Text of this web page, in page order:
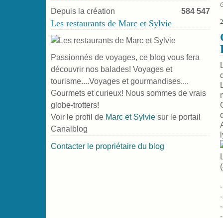
Depuis la création 584 547
Les restaurants de Marc et Sylvie
Passionnés de voyages, ce blog vous fera
découvrir nos balades! Voyages et
tourisme....Voyages et gourmandises....
Gourmets et curieux! Nous sommes de vrais
globe-trotters!
Voir le profil de Marc et Sylvie sur le portail
Canalblog
Contacter le propriétaire du blog